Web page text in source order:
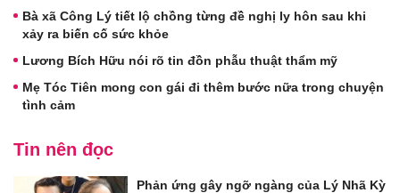
Bà xã Công Lý tiết lộ chồng từng đề nghị ly hôn sau khi
xảy ra biến cố sức khỏe
Lương Bích Hữu nói rõ tin đồn phẫu thuật thẩm mỹ
Mẹ Tóc Tiên mong con gái đi thêm bước nữa trong chuyện
tình cảm
Tin nên đọc
Phản ứng gây ngỡ ngàng của Lý Nhã Kỳ